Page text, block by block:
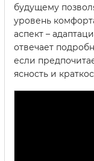
будущему
уровень
аспект –
отвечает
если
ясность и